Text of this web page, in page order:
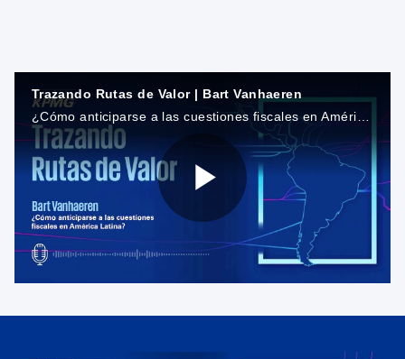
Trazando Rutas de Valor | Bart Vanhaeren
¿Cómo anticiparse a las cuestiones fiscales en América Latina?
P
l